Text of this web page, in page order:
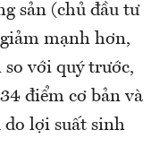
sản (chủ đầu tư
mạnh hơn,
so với quý trước,
điểm cơ bản và
do lợi suất sinh